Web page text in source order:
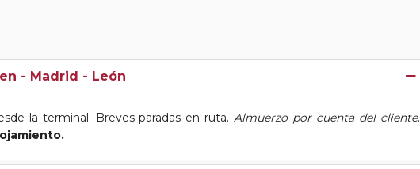
- Madrid - León
la terminal. Breves paradas en ruta.Almuerzo por cuenta del cliente.